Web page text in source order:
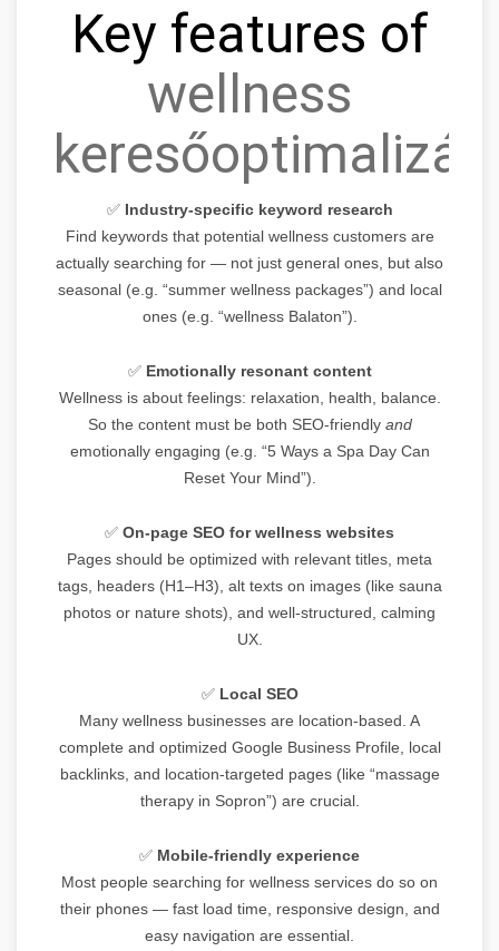
Key features of
wellness
✅ Industry-specific keyword research
Find keywords that potential wellness customers are
actually searching for — not just general ones, but also
seasonal (e.g. “summer wellness packages”) and local
ones (e.g. “wellness Balaton”).
✅ Emotionally resonant content
Wellness is about feelings: relaxation, health, balance.
So the content must be both SEO-friendly and
emotionally engaging (e.g. “5 Ways a Spa Day Can
Reset Your Mind”).
✅ On-page SEO for wellness websites
Pages should be optimized with relevant titles, meta
tags, headers (H1–H3), alt texts on images (like sauna
photos or nature shots), and well-structured, calming
UX.
✅ Local SEO
Many wellness businesses are location-based. A
complete and optimized Google Business Profile, local
backlinks, and location-targeted pages (like “massage
therapy in Sopron”) are crucial.
✅ Mobile-friendly experience
Most people searching for wellness services do so on
their phones — fast load time, responsive design, and
easy navigation are essential.